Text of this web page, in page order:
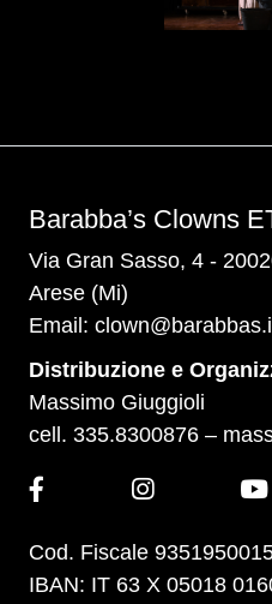
Barabba’s Clowns
Via Gran Sasso, 4 -
Arese (Mi)
Email:
Distribuzione e
Massimo Giuggioli
cell. 335.8300876 –
Cod. Fiscale
IBAN: IT 63 X 05018